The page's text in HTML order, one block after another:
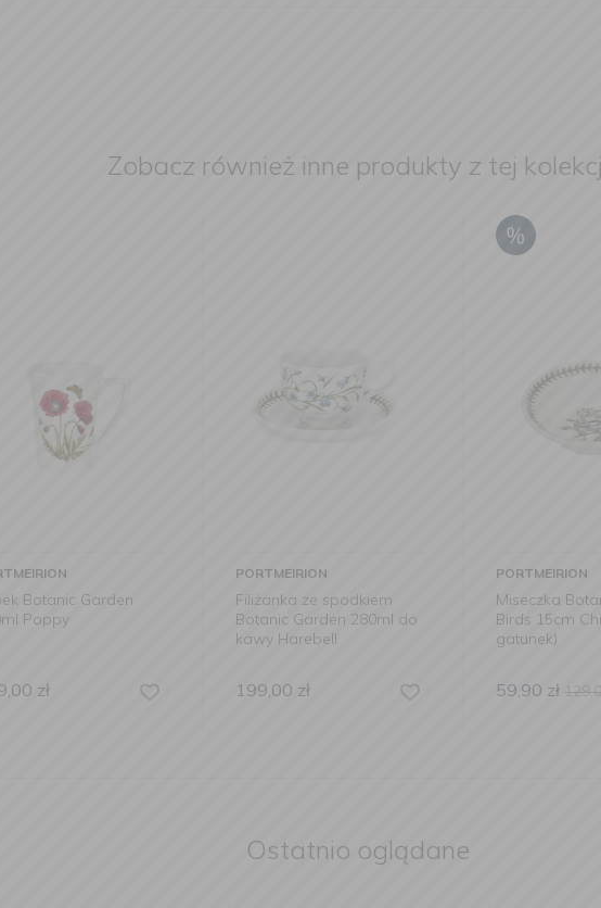
Zobacz również inne produkty z tej
PORTMEIRION
Filiżanka ze spodkiem
Botanic Garden 280ml do
199,00
PORTMEIRION
Miseczka Botanic Garden
Birds 15cm Chickadee (II
gatunek)
59,90
Filiżanka
Botanic
espresso
139,00zł
Ostatnio oglądane